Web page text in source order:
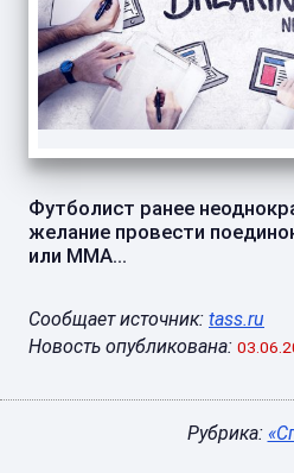
Футболист ранее
желание провести
или ММА...
Сообщает источник: tass.ru
Новость опубликована:
Рубрика: